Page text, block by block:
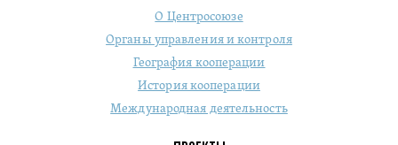
О Центросоюзе
Органы управления и контроля
География кооперации
История кооперации
Международная деятельность